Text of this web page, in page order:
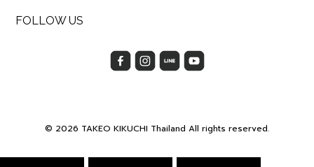
FOLLOW US
© 2026 TAKEO KIKUCHI Thailand All rights reserved.